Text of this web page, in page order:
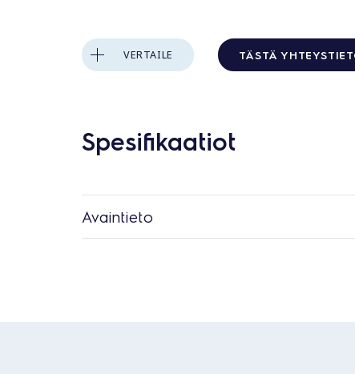
VERTAILE TÄSTÄ
Spesifikaatiot
Avaintieto